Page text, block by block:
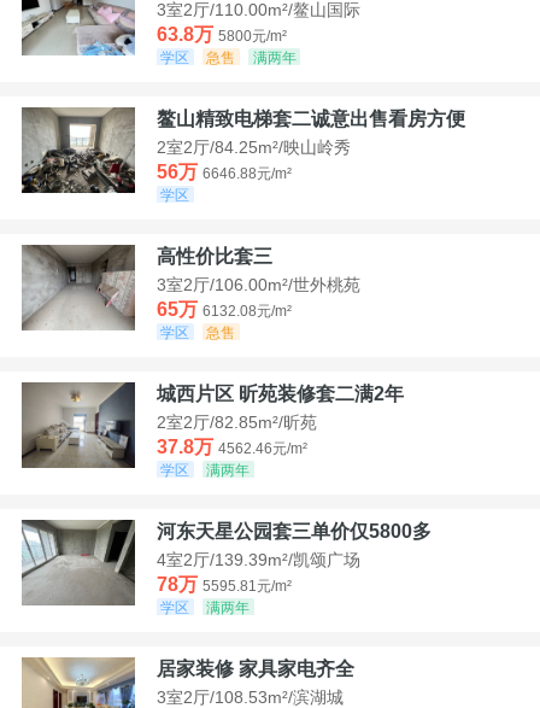
3室2厅/110.00m²/鳌山国际
63.8万 5800元/m²
学区
急售 满两年
鳌山精致电梯套二诚意出售看房方便
2室2厅/84.25m²/映山岭秀
56万 6646.88元/m²
学区
高性价比套三
3室2厅/106.00m²/世外桃苑
65万 6132.08元/m²
学区
急售
城西片区 昕苑装修套二满2年
2室2厅/82.85m²/昕苑
37.8万 4562.46元/m²
学区
满两年
河东天星公园套三单价仅5800多
4室2厅/139.39m²/凯颂广场
78万 5595.81元/m²
学区
满两年
居家装修 家具家电齐全
3室2厅/108.53m²/滨湖城